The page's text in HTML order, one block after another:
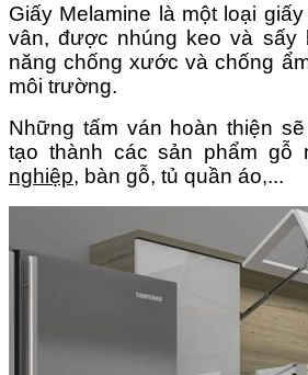
Giấy Melamine là một loại
vân, được nhúng keo và sấy
năng chống xước và chống
môi trường.
Những tấm ván hoàn thiện
tạo thành các sản phẩm
nghiệp, bàn gỗ, tủ quần áo,...